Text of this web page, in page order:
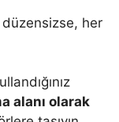
düzensizse, her
alanı olarak